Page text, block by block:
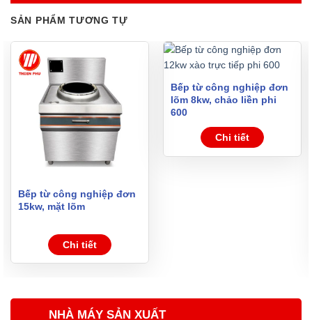
SẢN PHẨM TƯƠNG TỰ
Bếp từ công nghiệp đơn
15kw, mặt lõm
Chi tiết
Bếp từ công nghiệp đơn
lõm 8kw, chảo liền phi
600
Chi tiết
NHÀ MÁY SẢN XUẤT